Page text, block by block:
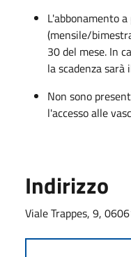
L'abbonamento
(mensile/
30 del mese. In
la scadenza sarà
Non sono
l'accesso alle
Indirizzo
Viale Trappes, 9,